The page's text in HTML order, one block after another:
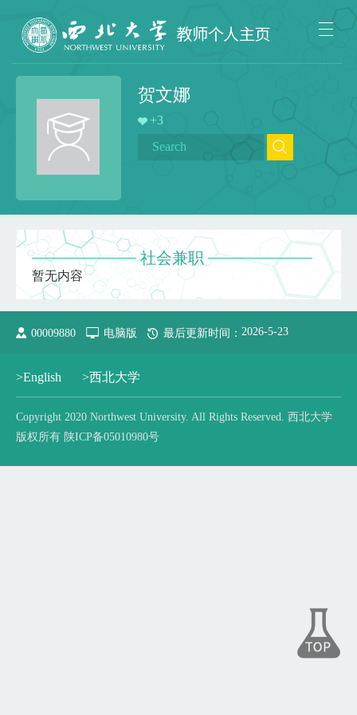
贺文娜
+3
社会兼职
暂无内容
00009880 电脑版 最后更新时间： 2026-5-23
>English >西北大学
Copyright 2020 Northwest University. All Rights Reserved. 西北大学
版权所有 陕ICP备05010980号